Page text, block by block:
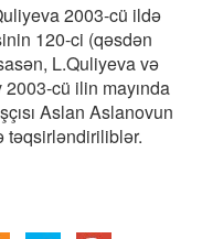
2003-cü ildə
120-ci (qəsdən
L.Quliyeva və
cü ilin mayında
Aslan Aslanovun
təqsirləndiriliblər.